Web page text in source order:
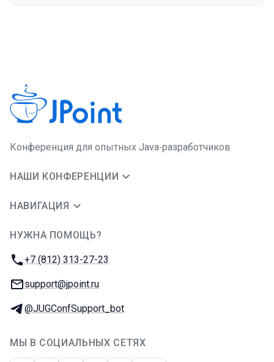
Конференция для опытных Java‑разработчиков
НАШИ КОНФЕРЕНЦИИ
НАВИГАЦИЯ
НУЖНА ПОМОЩЬ?
Телефон:
+7 (812) 313-27-23
E-mail:
support@jpoint.ru
Телеграм:
@JUGConfSupport_bot
МЫ В СОЦИАЛЬНЫХ СЕТЯХ